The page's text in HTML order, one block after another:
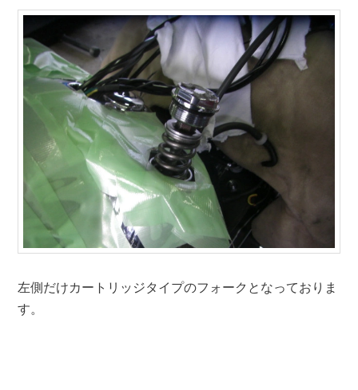
左側だけカートリッジタイプのフォークとなっておりま
す。